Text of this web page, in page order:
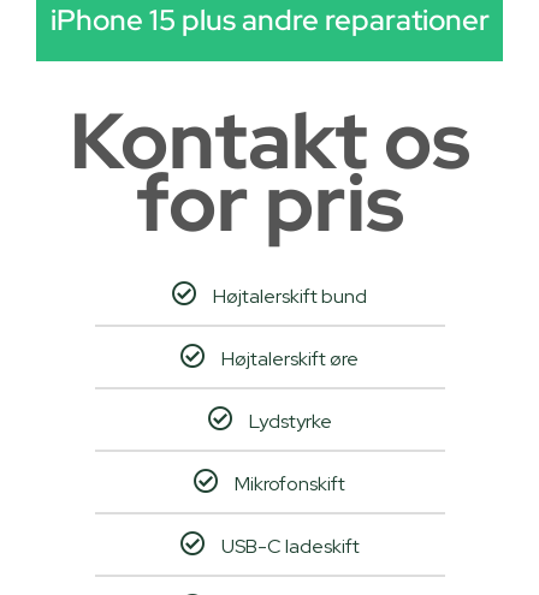
iPhone 15 plus andre reparationer
Kontakt os
for pris
Højtalerskift bund
Højtalerskift øre
Lydstyrke
Mikrofonskift
USB-C ladeskift